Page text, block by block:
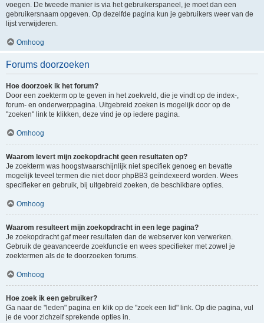
voegen. De tweede manier is via het gebruikerspaneel, je moet dan een
gebruikersnaam opgeven. Op dezelfde pagina kun je gebruikers weer van de
lijst verwijderen.
Omhoog
Forums doorzoeken
Hoe doorzoek ik het forum?
Door een zoekterm op te geven in het zoekveld, die je vindt op de index-,
forum- en onderwerppagina. Uitgebreid zoeken is mogelijk door op de
"zoeken" link te klikken, deze vind je op iedere pagina.
Omhoog
Waarom levert mijn zoekopdracht geen resultaten op?
Je zoekterm was hoogstwaarschijnlijk niet specifiek genoeg en bevatte
mogelijk teveel termen die niet door phpBB3 geïndexeerd worden. Wees
specifieker en gebruik, bij uitgebreid zoeken, de beschikbare opties.
Omhoog
Waarom resulteert mijn zoekopdracht in een lege pagina?
Je zoekopdracht gaf meer resultaten dan de webserver kon verwerken.
Gebruik de geavanceerde zoekfunctie en wees specifieker met zowel je
zoektermen als de te doorzoeken forums.
Omhoog
Hoe zoek ik een gebruiker?
Ga naar de "leden" pagina en klik op de "zoek een lid" link. Op die pagina, vul
je de voor zichzelf sprekende opties in.